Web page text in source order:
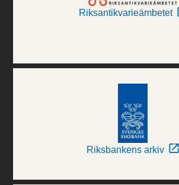
Riksantikvarieämbetet
Riksbankens arkiv